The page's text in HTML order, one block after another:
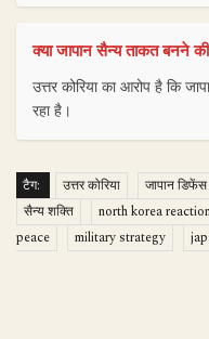
क्या जापान सैन्य ताकत बनने
उत्तर कोरिया का आरोप है कि
रहा है।
टैग: उत्तर कोरिया जापान
सैन्य शक्ति
north korea
peace
military strategy